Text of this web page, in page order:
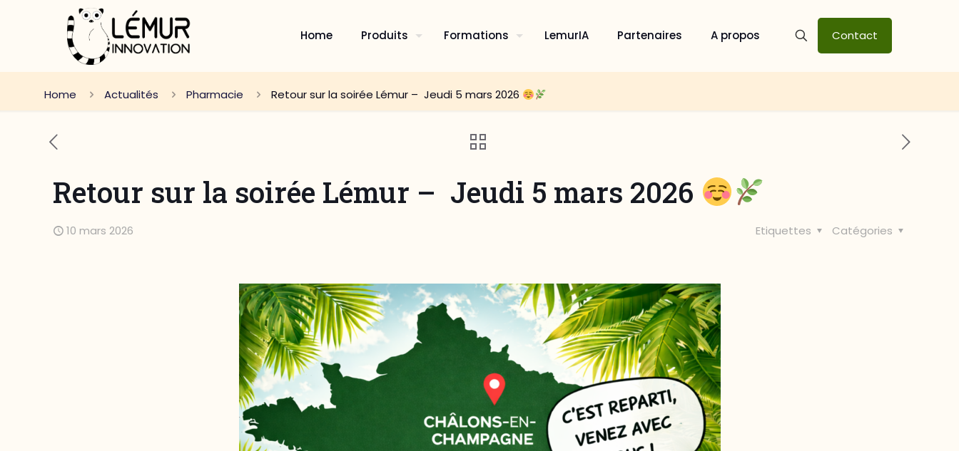
Home Produits Formations LemurIA Partenaires A propos Contact
Home Actualités Pharmacie Retour sur la soirée Lémur – Jeudi 5 mars 2026
Retour sur la soirée Lémur – Jeudi 5 mars 2026
10 mars 2026 Catégories
Etiquettes